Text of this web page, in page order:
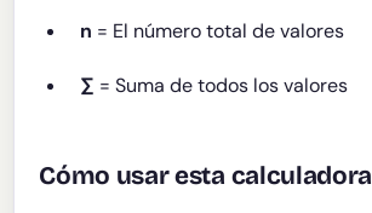
n = El número total de valores
∑ = Suma de todos los valores
Cómo usar esta calculadora